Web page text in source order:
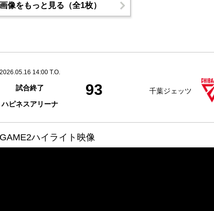
像をもっと見る（全1枚）
2026.05.16 14:00 T.O.
試合終了
ハピネスアリーナ
93 千葉ジェッツ
ハイライト映像